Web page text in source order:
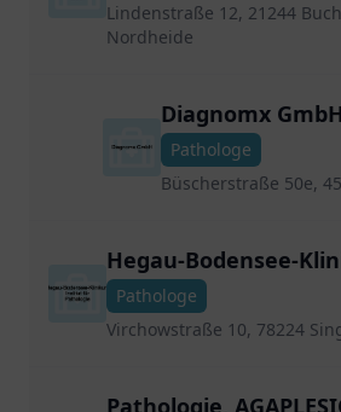
Lindenstraße 12, 21244
Nordheide
Diagnomx GmbH
Pathologe
Büscherstraße 50e,
Hegau-Bodensee-
für Pathologie
Pathologe
Virchowstraße 10, 78224
Pathologie,